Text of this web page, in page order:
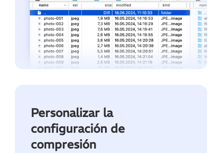
Personalizar la
configuración de
compresión